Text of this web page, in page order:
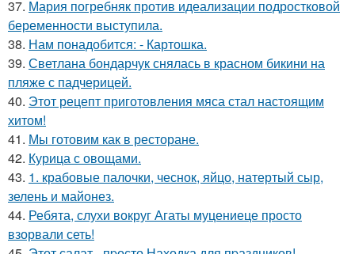
37. Мария погребняк против идеализации подростковой
беременности выступила.
38. Нам понадобится: - Картошка.
39. Светлана бондарчук снялась в красном бикини на
пляже с падчерицей.
40. Этот рецепт приготовления мяса стал настоящим
хитом!
41. Мы готовим как в ресторане.
42. Курица с овощами.
43. 1. крабовые палочки, чеснок, яйцо, натертый сыр,
зелень и майонез.
44. Ребята, слухи вокруг Агаты муцениеце просто
взорвали сеть!